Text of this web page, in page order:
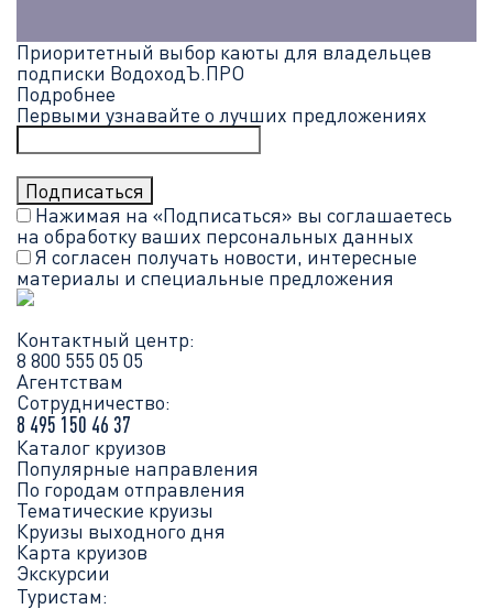
Приоритетный выбор каюты для владельцев
подписки ВодоходЪ.ПРО
Подробнее
Первыми узнавайте о лучших предложениях
Нажимая на «Подписаться» вы соглашаетесь
на обработку ваших персональных данных
Я согласен получать новости, интересные
материалы и специальные предложения
Контактный центр:
8 800 555 05 05
Агентствам
Сотрудничество:
8 495 150 46 37
Каталог круизов
Популярные направления
По городам отправления
Тематические круизы
Круизы выходного дня
Карта круизов
Экскурсии
Туристам: